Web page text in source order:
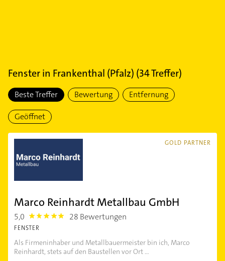
Fensterin Frankenthal (Pfalz) (34Treffer)
Beste Treffer Bewertung Entfernung
Geöffnet
GOLD PARTNER
Marco Reinhardt Metallbau GmbH
5,0 5.0 28 Bewertungen
FENSTER
Als Firmeninhaber und Metallbauermeister bin ich, Marco
Reinhardt, stets auf den Baustellen vor Ort ...